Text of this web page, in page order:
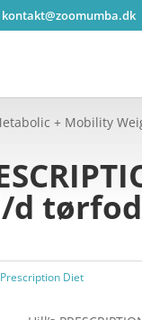
kontakt@zoomumba.dk
+ Mobility
Diet